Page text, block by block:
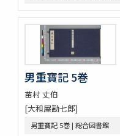
つれつれ草拾遺
卜養狂哥集 2巻
播州舊記
四季物語
すみよし物語
本朝續文粹 13巻
紀伊國牟婁郡色川村色川氏
樋口殿之記 3巻
男重寶記 5巻
苗村 丈伯
[大和屋勘七郎]
男重寶記 5巻 | 総合図書館